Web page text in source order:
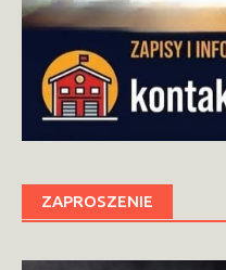
ZAPROSZENIE